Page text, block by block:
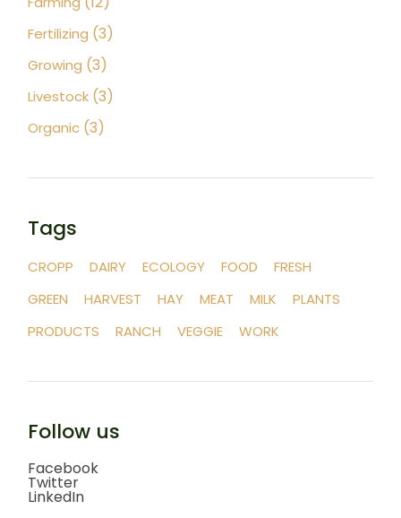
Fertilizing (3)
Growing (3)
Livestock (3)
Organic (3)
Tags
CROPP DAIRY ECOLOGY FOOD
FRESH
GREEN
HARVEST HAY MEAT MILK
PLANTS
PRODUCTS
RANCH VEGGIE WORK
Follow us
Facebook
Twitter
LinkedIn